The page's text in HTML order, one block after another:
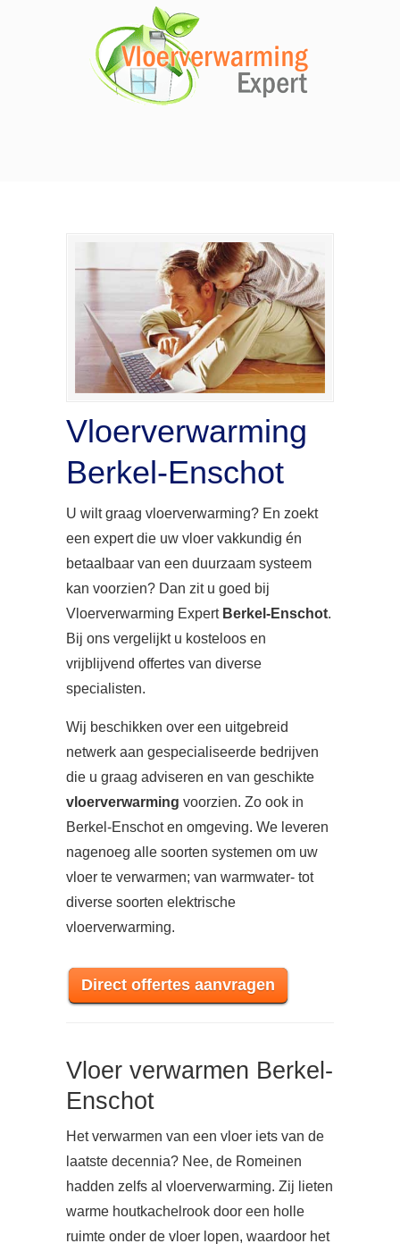
Vloerverwarming
Berkel-Enschot
U wilt graag vloerverwarming? En zoekt
een expert die uw vloer vakkundig én
betaalbaar van een duurzaam systeem
kan voorzien? Dan zit u goed bij
Vloerverwarming Expert Berkel-Enschot.
Bij ons vergelijkt u kosteloos en
vrijblijvend offertes van diverse
specialisten.
Wij beschikken over een uitgebreid
netwerk aan gespecialiseerde bedrijven
die u graag adviseren en van geschikte
vloerverwarming voorzien. Zo ook in
Berkel-Enschot en omgeving. We leveren
nagenoeg alle soorten systemen om uw
vloer te verwarmen; van warmwater- tot
diverse soorten elektrische
vloerverwarming.
Direct offertes aanvragen
Vloer verwarmen Berkel-
Enschot
Het verwarmen van een vloer iets van de
laatste decennia? Nee, de Romeinen
hadden zelfs al vloerverwarming. Zij lieten
warme houtkachelrook door een holle
ruimte onder de vloer lopen, waardoor het